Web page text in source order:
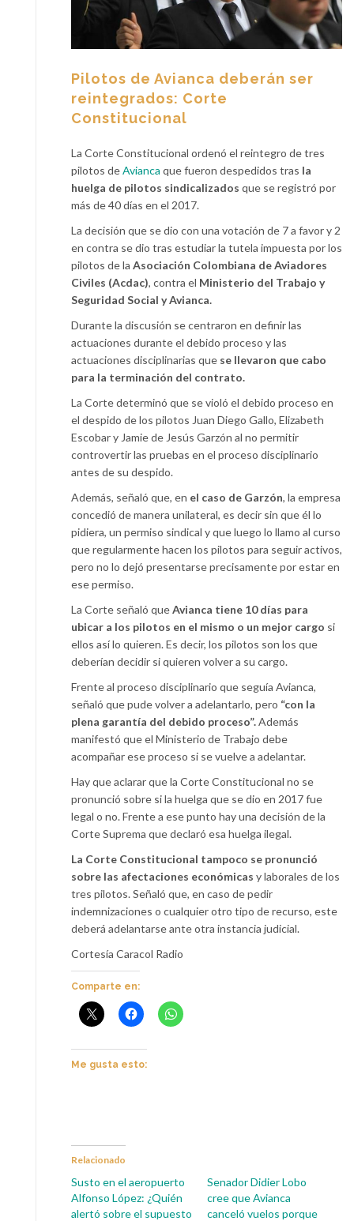
Pilotos de Avianca deberán ser
reintegrados: Corte
Constitucional
La Corte Constitucional ordenó el reintegro de tres
pilotos deAvianca que fueron despedidos tras la
huelga de pilotos sindicalizados que se registró por
más de 40 días en el 2017.
La decisión que se dio con una votación de 7 a favor y 2
en contra se dio tras estudiar la tutela impuesta por los
pilotos de la Asociación Colombiana de Aviadores
Civiles (Acdac), contra el Ministerio del Trabajo y
Seguridad Social y Avianca.
Durante la discusión se centraron en definir las
actuaciones durante el debido proceso y las
actuaciones disciplinarias que se llevaron que cabo
para la terminación del contrato.
La Corte determinó que se violó el debido proceso en
el despido de los pilotos Juan Diego Gallo, Elizabeth
Escobar y Jamie de Jesús Garzón al no permitir
controvertir las pruebas en el proceso disciplinario
antes de su despido.
Además, señaló que, en el caso de Garzón, la empresa
concedió de manera unilateral, es decir sin que él lo
pidiera, un permiso sindical y que luego lo llamo al curso
que regularmente hacen los pilotos para seguir activos,
pero no lo dejó presentarse precisamente por estar en
ese permiso.
La Corte señaló queAvianca tiene 10 días para
ubicar a los pilotos en el mismo o un mejor cargo si
ellos así lo quieren. Es decir, los pilotos son los que
deberían decidir si quieren volver a su cargo.
Frente al proceso disciplinario que seguía Avianca,
señaló que pude volver a adelantarlo, pero “con la
plena garantía del debido proceso”.Además
manifestó que el Ministerio de Trabajo debe
acompañar ese proceso si se vuelve a adelantar.
Hay que aclarar que la Corte Constitucional no se
pronunció sobre si la huelga que se dio en 2017 fue
legal o no. Frente a ese punto hay una decisión de la
Corte Suprema que declaró esa huelga ilegal.
La Corte Constitucional tampoco se pronunció
sobre las afectaciones económicas y laborales de los
tres pilotos. Señaló que, en caso de pedir
indemnizaciones o cualquier otro tipo de recurso, este
deberá adelantarse ante otra instancia judicial.
Cortesía Caracol Radio
Comparte en:
Me gusta esto:
Relacionado
Susto en el aeropuerto
Alfonso López: ¿Quién
alertó sobre el supuesto
Senador Didier Lobo
cree que Avianca
canceló vuelos porque